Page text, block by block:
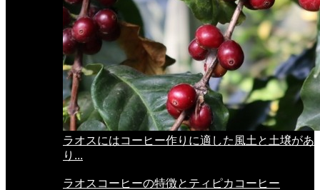
ラオスにはコーヒー作りに適した風土と土壌があ
り...
ラオスコーヒーの特徴とティピカコーヒー